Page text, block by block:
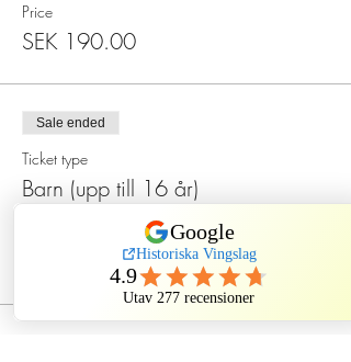
Price
SEK 190.00
Sale ended
Ticket type
Barn (upp till 16 år)
SEK 120.00